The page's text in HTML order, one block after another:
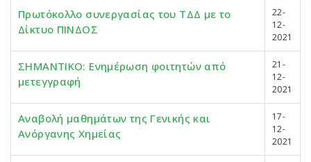
Πρωτόκολλο συνεργασίας του ΤΔΔ με το
Δίκτυο ΠΙΝΔΟΣ
22-
12-
2021
ΣΗΜΑΝΤΙΚΟ: Ενημέρωση φοιτητών από
μετεγγραφή
21-
12-
2021
Αναβολή μαθημάτων της Γενικής και
Ανόργανης Χημείας
17-
12-
2021